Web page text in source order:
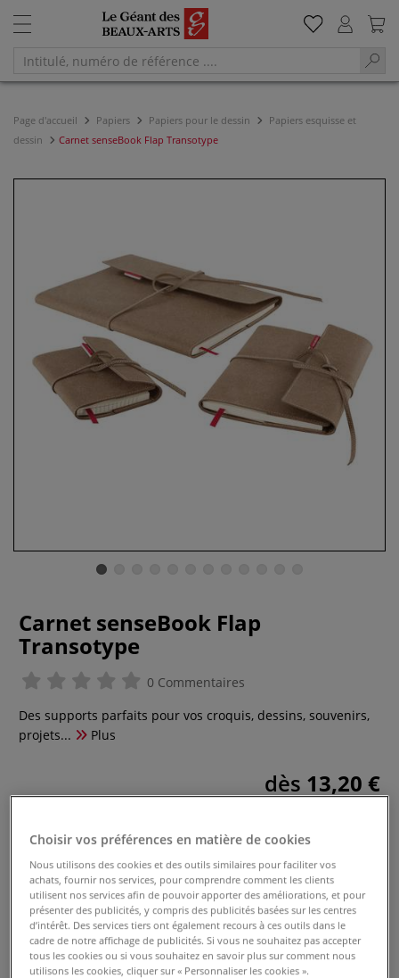
Page d'accueil Papiers Papiers pour le dessin
Papiers esquisse et
dessin
Carnet senseBook Flap Transotype
Carnet senseBook Flap
Transotype
0 Commentaires
Des supports parfaits pour vos croquis, dessins, souvenirs,
projets...
Plus
dès 13,20 €
Acheter ce Produit
Ces articles pourraient également vous
intéresser
NOUVEAU
Choisir vos préférences en matière de cookies
Nous utilisons des cookies et des outils similaires pour faciliter vos
achats, fournir nos services, pour comprendre comment les clients
utilisent nos services afin de pouvoir apporter des améliorations, et pour
présenter des publicités, y compris des publicités basées sur les centres
d’intérêt. Des services tiers ont également recours à ces outils dans le
cadre de notre affichage de publicités. Si vous ne souhaitez pas accepter
tous les cookies ou si vous souhaitez en savoir plus sur comment nous
utilisons les cookies, cliquer sur « Personnaliser les cookies ».